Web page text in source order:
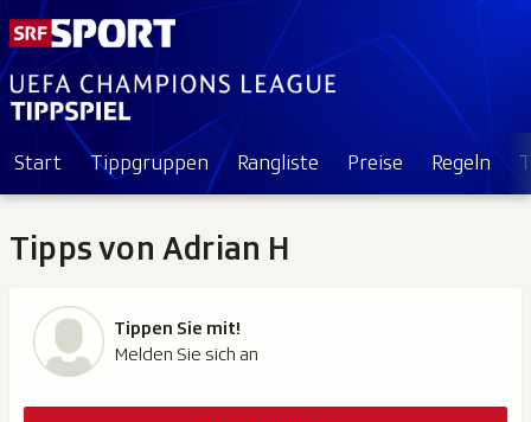
Start Tippgruppen Rangliste Preise Regeln
Tipps von Adrian H
Tippen Sie mit!
Melden Sie sich an